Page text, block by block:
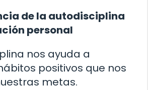
de la autodisciplina
personal
nos ayuda a
positivos que nos
metas.